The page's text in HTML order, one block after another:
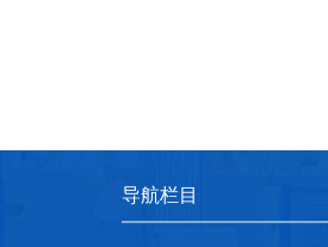
导航栏目